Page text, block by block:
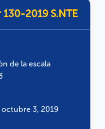
2019 S.NTE
de la escala
3, 2019